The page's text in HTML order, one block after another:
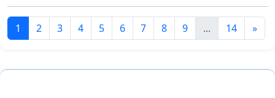
1 2 3 4 5 6 7 8 9 ... 14 »